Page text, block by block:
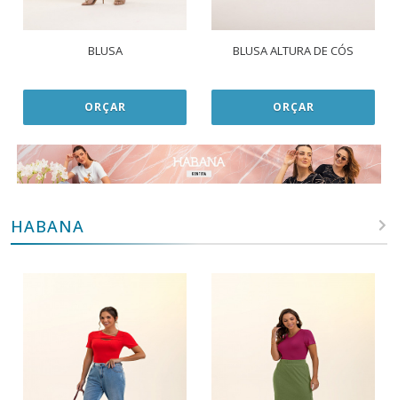
BLUSA
ORÇAR
BLUSA ALTURA DE CÓS
ORÇAR
HABANA